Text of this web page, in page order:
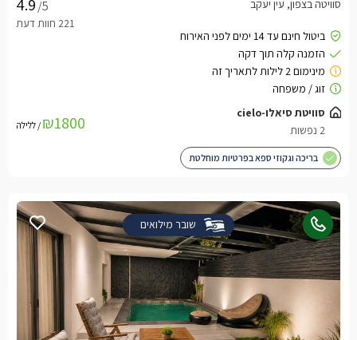
/5 סוויטה בצפון, עין יעקב
₪1800 / ללילה
בריכה וגקוזי ספא בפרטיות מוחלטת
שובר מילואים